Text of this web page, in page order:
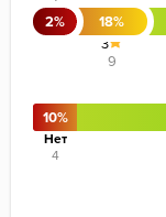
2%
18%
3
9
10%
Нет
4